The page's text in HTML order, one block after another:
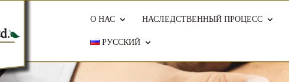
О НАС НАСЛЕДСТВЕННЫЙ ПРОЦЕСС
РУССКИЙ